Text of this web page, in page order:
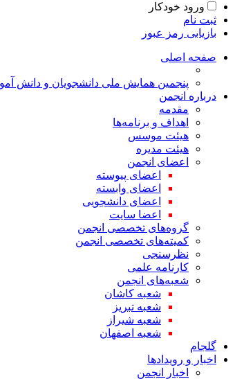
ورود خودکار
ثبت نام
بازیابی رمز عبور
صفحه اصلی
پنجمین همایش ملی دانشجویان و دانش
درباره انجمن
مقدمه
اهداف و برنامه‌ها
هیئت موسس
هیئت مدیره
اعضای انجمن
اعضای پیوسته
اعضای وابسته
اعضای دانشجویی
اعضا سایت
گروه‌های تخصصی انجمن
کمیته‌های تخصصی انجمن
نظرسنجی
کارنامه علمی
شعبه‌های انجمن
شعبه کاشان
شعبه تبریز
شعبه شیراز
شعبه اصفهان
گلجام
اخبار و رویدادها
اخبار انجمن